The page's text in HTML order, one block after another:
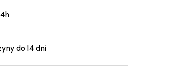
do 14 dni